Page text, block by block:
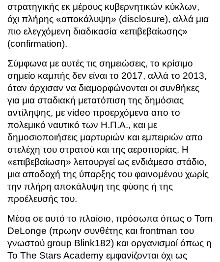
στρατηγικής εκ μέρους κυβερνητικών κύκλων,
όχι πλήρης «αποκάλυψη» (disclosure), αλλά μια
πιο ελεγχόμενη διαδικασία «επιβεβαίωσης»
(confirmation).
Σύμφωνα με αυτές τις σημειώσεις, το κρίσιμο
σημείο καμπής δεν είναι το 2017, αλλά το 2013,
όταν άρχισαν να διαμορφώνονται οι συνθήκες
για μια σταδιακή μετατόπιση της δημόσιας
αντίληψης, με video προερχόμενα απο το
πολεμικό ναυτικό των Η.Π.Α., και με
δημοσιοποιήσεις μαρτυριών και εμπειριών απο
στελέχη του στρατού και της αεροπορίας. Η
«επιβεβαίωση» λειτουργεί ως ενδιάμεσο στάδιο,
μια αποδοχή της ύπαρξης του φαινομένου χωρίς
την πλήρη αποκάλυψη της φύσης ή της
προέλευσής του.
Μέσα σε αυτό το πλαίσιο, πρόσωπα όπως ο Tom
DeLonge (πρωην συνθέτης και frontman του
γνωστού group Blink182) και οργανισμοί όπως η
To The Stars Academy εμφανίζονται όχι ως